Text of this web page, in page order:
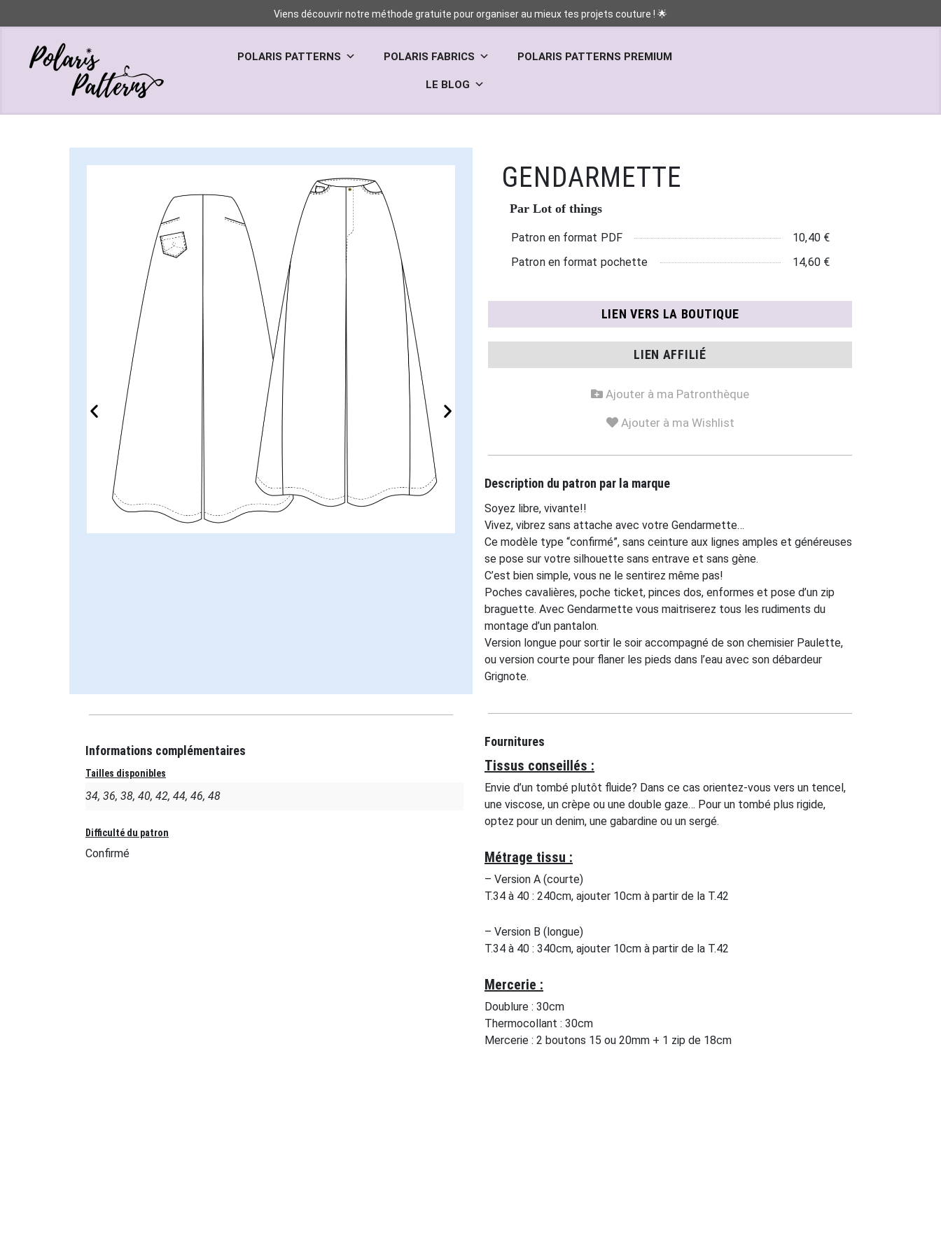
Viens découvrir notre méthode gratuite pour organiser au mieux tes projets couture ! 🌟
POLARIS PATTERNS POLARIS FABRICS POLARIS PATTERNS PREMIUM
LE BLOG
Informations complémentaires
Tailles disponibles
34, 36, 38, 40, 42, 44, 46, 48
Difficulté du patron
Confirmé
GENDARMETTE
Par Lot of things
Patron en format PDF
10,40 €
Patron en format pochette
14,60 €
LIEN VERS LA BOUTIQUE
LIEN AFFILIÉ
Ajouter à ma Patronthèque
Ajouter à ma Wishlist
Description du patron par la marque
Soyez libre, vivante!!
Vivez, vibrez sans attache avec votre Gendarmette…
Ce modèle type “confirmé”, sans ceinture aux lignes amples et généreuses
se pose sur votre silhouette sans entrave et sans gène.
C’est bien simple, vous ne le sentirez même pas!
Poches cavalières, poche ticket, pinces dos, enformes et pose d’un zip
braguette. Avec Gendarmette vous maitriserez tous les rudiments du
montage d’un pantalon.
Version longue pour sortir le soir accompagné de son chemisier Paulette,
ou version courte pour flaner les pieds dans l’eau avec son débardeur
Grignote.
Fournitures
Tissus conseillés :
Envie d’un tombé plutôt fluide? Dans ce cas orientez-vous vers un tencel,
une viscose, un crèpe ou une double gaze… Pour un tombé plus rigide,
optez pour un denim, une gabardine ou un sergé.
Métrage tissu :
– Version A (courte)
T.34 à 40 : 240cm, ajouter 10cm à partir de la T.42
– Version B (longue)
T.34 à 40 : 340cm, ajouter 10cm à partir de la T.42
Mercerie :
Doublure : 30cm
Thermocollant : 30cm
Mercerie : 2 boutons 15 ou 20mm + 1 zip de 18cm